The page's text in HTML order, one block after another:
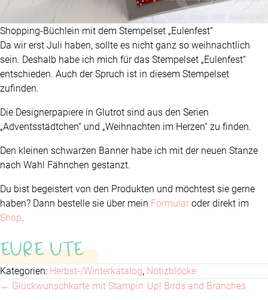
Shopping-Büchlein mit dem Stempelset „Eulenfest“
Da wir erst Juli haben, sollte es nicht ganz so weihnachtlich
sein. Deshalb habe ich mich für das Stempelset „Eulenfest“
entschieden. Auch der Spruch ist in diesem Stempelset
zufinden.
Die Designerpapiere in Glutrot sind aus den Serien
„Adventsstädtchen“ und „Weihnachten im Herzen“ zu finden.
Den kleinen schwarzen Banner habe ich mit der neuen Stanze
nach Wahl Fähnchen gestanzt.
Du bist begeistert von den Produkten und möchtest sie gerne
haben? Dann bestelle sie über mein Formular oder direkt im
Shop.
EURE UTE
Kategorien: Herbst-/Winterkatalog, Notizblöcke
Posts
← Glückwunschkarte mit Stampin‘ Up! Birds and Branches